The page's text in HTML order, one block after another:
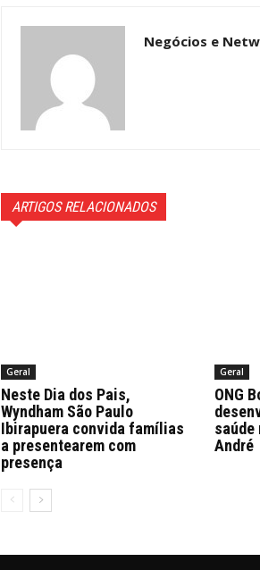
Negócios e
ARTIGOS RELACIONADOS
Geral
Neste Dia dos Pais,
Wyndham São Paulo
Ibirapuera convida famílias
a presentearem com
presença
Geral
ONG
saúde
André